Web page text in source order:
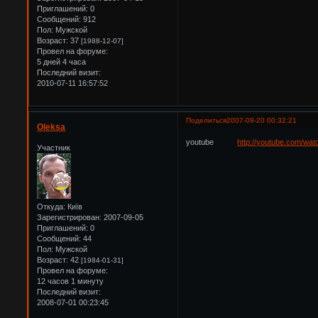
Приглашений: 0
Сообщений: 912
Пол: Мужской
Возраст: 37[1988-12-07]
Провел на форуме:
5 дней 4 часа
Последний визит:
2010-07-11 16:57:52
Поделиться2007-09-20 00:32:21
Oleksa
Участник
Откуда: Київ
Зарегистрирован: 2007-09-05
Приглашений: 0
Сообщений: 44
Пол: Мужской
Возраст: 42[1984-01-31]
Провел на форуме:
12 часов 1 минуту
Последний визит:
2008-07-01 00:23:45
youtubehttp://youtube.com/